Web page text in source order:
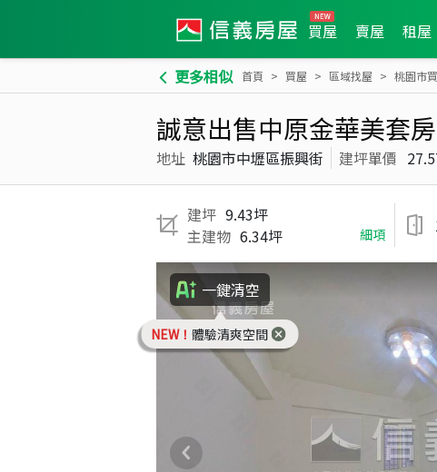
買屋 賣屋 租屋
更多相似 首頁 買屋 區域找屋 桃園市
誠意出售中原金華美套房
地址 桃園市中壢區振興街 建坪單價
建坪 9.43坪
主建物 6.34坪 細項
一鍵清空
NEW！ 體驗清爽空間